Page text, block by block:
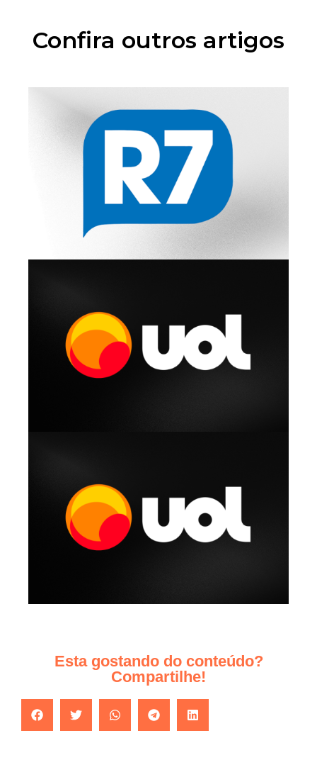
Confira outros artigos
Esta gostando do conteúdo?
Compartilhe!